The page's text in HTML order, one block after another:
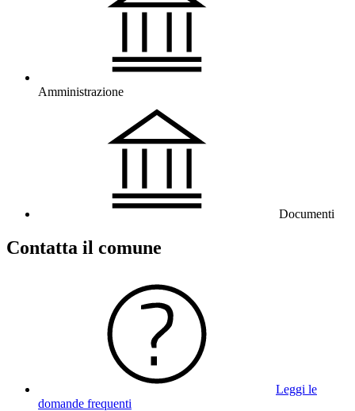
Amministrazione
Documenti
Contatta il comune
Leggi le
domande frequenti